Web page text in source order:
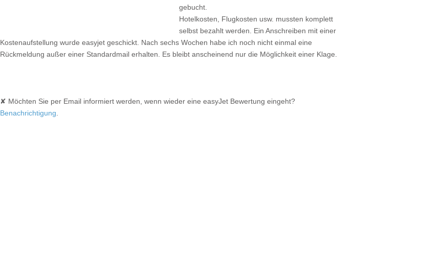
gebucht.
Hotelkosten, Flugkosten usw. mussten komplett
selbst bezahlt werden. Ein Anschreiben mit einer
Kostenaufstellung wurde easyjet geschickt. Nach sechs Wochen habe ich noch nicht einmal eine
Rückmeldung außer einer Standardmail erhalten. Es bleibt anscheinend nur die Möglichkeit einer Klage.
✘ Möchten Sie per Email informiert werden, wenn wieder eine easyJet Bewertung eingeht?
Benachrichtigung